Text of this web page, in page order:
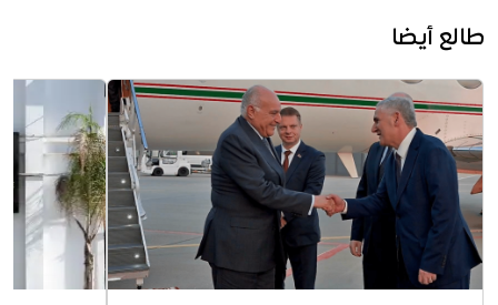
طالع أيضا